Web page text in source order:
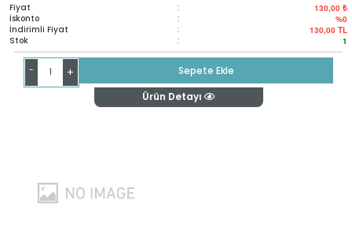
Fiyat : 130,00 ₺
İskonto : %0
İndirimli Fiyat : 130,00 TL
Stok : 1
- +
Sepete Ekle
Ürün Detayı